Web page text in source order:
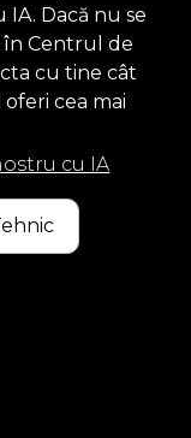
Dacă nu se
în Centrul de
cu tine cât
cea mai
cu IA